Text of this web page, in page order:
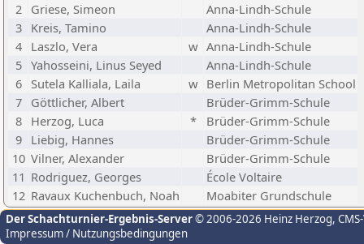
2
Griese, Simeon
Anna-Lindh-Schule
3
Kreis, Tamino
Anna-Lindh-Schule
4
Laszlo, Vera w Anna-Lindh-Schule
5 Yahosseini, Linus Seyed
Anna-Lindh-Schule
6
Sutela Kalliala, Laila w Berlin Metropolitan School
7
Göttlicher, Albert
Brüder-Grimm-Schule
8
Herzog, Luca *
Brüder-Grimm-Schule
9
Liebig, Hannes
Brüder-Grimm-Schule
10 Vilner, Alexander
Brüder-Grimm-Schule
11 Rodriguez, Georges
École Voltaire
12 Ravaux Kuchenbuch, Noah Moabiter Grundschule
Der Schachturnier-Ergebnis-Server© 2006-2026 Heinz Herzog,
Impressum / Nutzungsbedingungen